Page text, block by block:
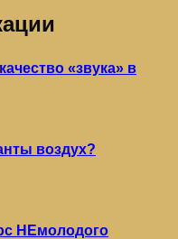
«звука» в
воздух?
НЕмолодого